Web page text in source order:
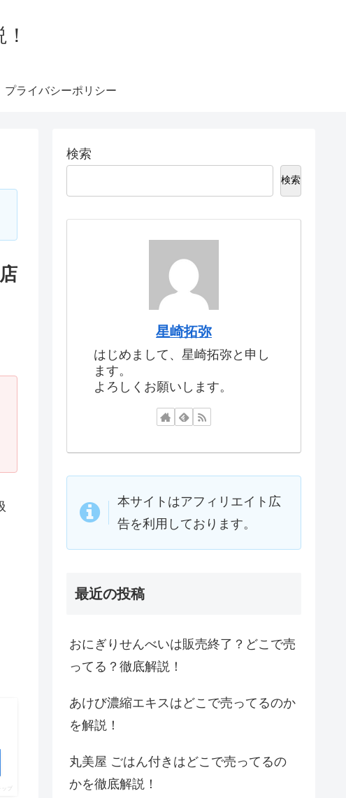
プライバシーポリシー
ップ
検索
検索
星崎拓弥
はじめまして、星崎拓弥と申し
ます。
よろしくお願いします。
本サイトはアフィリエイト広
告を利用しております。
最近の投稿
おにぎりせんべいは販売終了？どこで売
ってる？徹底解説！
あけび濃縮エキスはどこで売ってるのか
を解説！
丸美屋 ごはん付きはどこで売ってるの
かを徹底解説！